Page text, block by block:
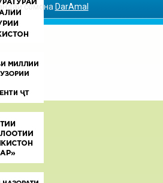
сомона DarAmal